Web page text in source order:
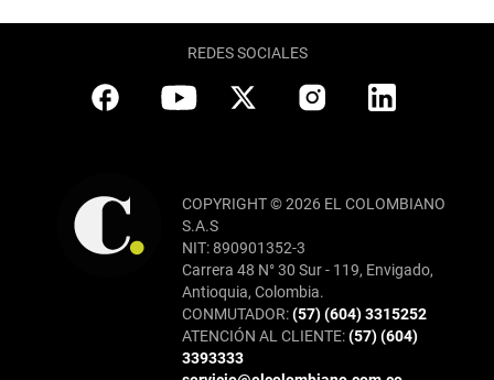
REDES SOCIALES
COPYRIGHT © 2026 EL COLOMBIANO
S.A.S
NIT: 890901352-3
Carrera 48 N° 30 Sur - 119, Envigado,
Antioquia, Colombia.
CONMUTADOR:(57) (604) 3315252
ATENCIÓN AL CLIENTE:(57) (604)
3393333